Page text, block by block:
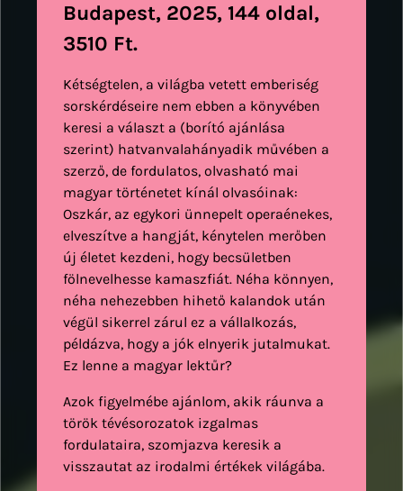
Budapest, 2025, 144 oldal,
3510 Ft.
Kétségtelen, a világba vetett emberiség
sorskérdéseire nem ebben a könyvében
keresi a választ a (borító ajánlása
szerint) hatvanvalahányadik művében a
szerző, de fordulatos, olvasható mai
magyar történetet kínál olvasóinak:
Oszkár, az egykori ünnepelt operaénekes,
elveszítve a hangját, kénytelen merőben
új életet kezdeni, hogy becsületben
fölnevelhesse kamaszfiát. Néha könnyen,
néha nehezebben hihető kalandok után
végül sikerrel zárul ez a vállalkozás,
példázva, hogy a jók elnyerik jutalmukat.
Ez lenne a magyar lektűr?
Azok figyelmébe ajánlom, akik ráunva a
török tévésorozatok izgalmas
fordulataira, szomjazva keresik a
visszautat az irodalmi értékek világába.